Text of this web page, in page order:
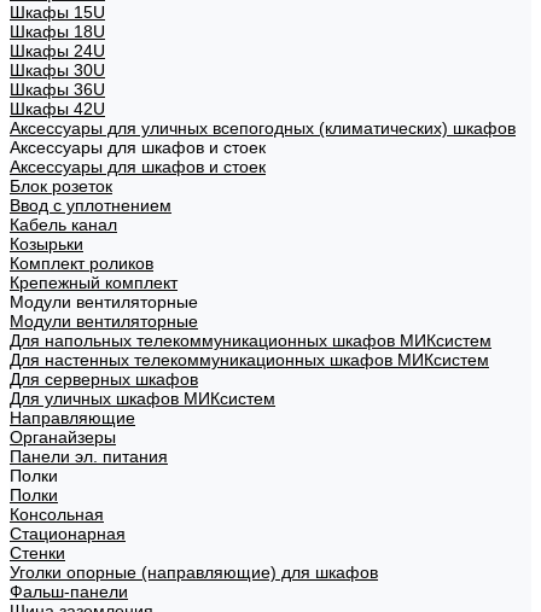
Шкафы 15U
Шкафы 18U
Шкафы 24U
Шкафы 30U
Шкафы 36U
Шкафы 42U
Аксессуары для уличных всепогодных (климатических) шкафов
Аксессуары для шкафов и стоек
Аксессуары для шкафов и стоек
Блок розеток
Ввод с уплотнением
Кабель канал
Козырьки
Комплект роликов
Крепежный комплект
Модули вентиляторные
Модули вентиляторные
Для напольных телекоммуникационных шкафов МИКсистем
Для настенных телекоммуникационных шкафов МИКсистем
Для серверных шкафов
Для уличных шкафов МИКсистем
Направляющие
Органайзеры
Панели эл. питания
Полки
Полки
Консольная
Стационарная
Стенки
Уголки опорные (направляющие) для шкафов
Фальш-панели